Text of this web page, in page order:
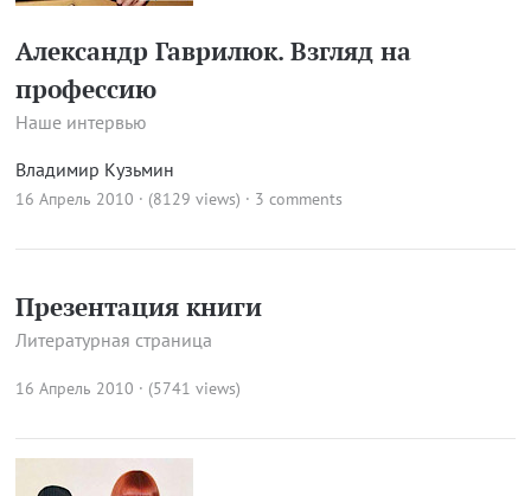
Александр Гаврилюк. Взгляд на
профессию
Наше интервью
Владимир Кузьмин
16 Апрель 2010 · (8129 views) · 3 comments
Презентация книги
Литературная страница
16 Апрель 2010 · (5741 views)